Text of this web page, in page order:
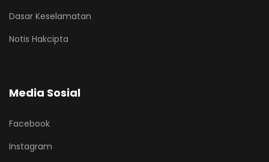
Dasar Keselamatan
Notis Hakcipta
Media Sosial
Facebook
Instagram